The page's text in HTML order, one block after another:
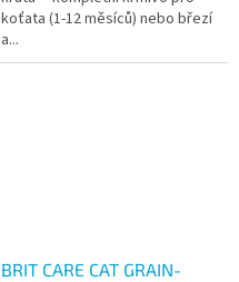
koťata (1-12 měsíců) nebo březí
a...
BRIT CARE CAT GRAIN-